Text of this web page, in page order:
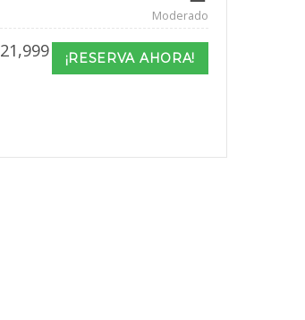
Moderado
21,999Price
range:
$13,299
¡RESERVA AHORA!